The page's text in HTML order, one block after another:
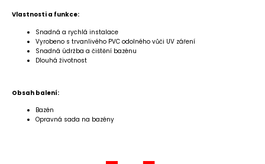
Vlastnosti a funkce:
Snadná a rychlá instalace
Vyrobeno s trvanlivého PVC odolného vůči UV záření
Snadná údržba a čištění bazénu
Dlouhá životnost
Obsah balení:
Bazén
Opravná sada na bazény